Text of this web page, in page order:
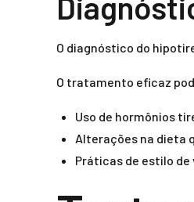
O diagnóstico do
O tratamento eficaz
Uso de hormônios
Alterações na dieta
Práticas de estilo